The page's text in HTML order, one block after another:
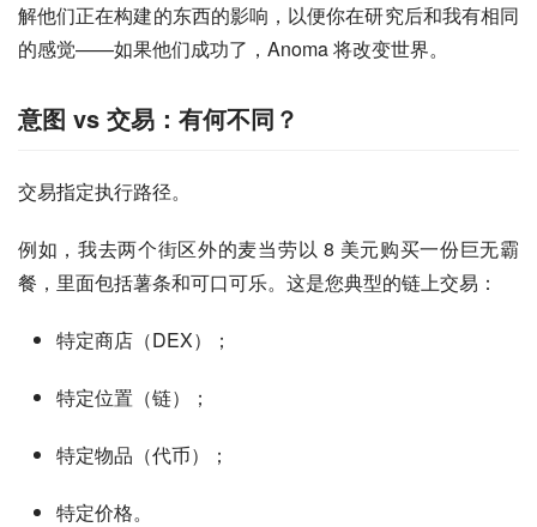
解他们正在构建的东西的影响，以便你在研究后和我有相同
的感觉——如果他们成功了，Anoma 将改变世界。
意图 vs 交易：有何不同？
交易指定执行路径。
例如，我去两个街区外的麦当劳以 8 美元购买一份巨无霸
餐，里面包括薯条和可口可乐。这是您典型的链上交易：
特定商店（DEX）；
特定位置（链）；
特定物品（代币）；
特定价格。